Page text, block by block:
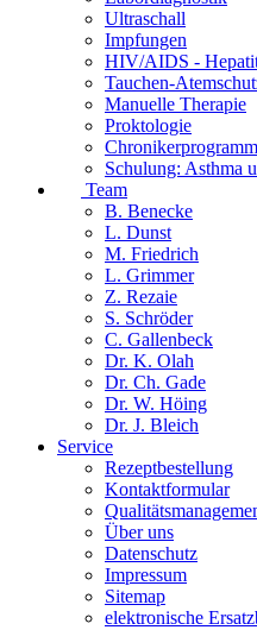
Ultraschall
Impfungen
HIV/AIDS -
Tauchen-
Manuelle Therapie
Proktologie
Schulung: Asthma
Team
B. Benecke
L. Dunst
M. Friedrich
L. Grimmer
Z. Rezaie
S. Schröder
C. Gallenbeck
Dr. K. Olah
Dr. Ch. Gade
Dr. W. Höing
Dr. J. Bleich
Service
Rezeptbestellung
Kontaktformular
Über uns
Datenschutz
Impressum
Sitemap
elektronische